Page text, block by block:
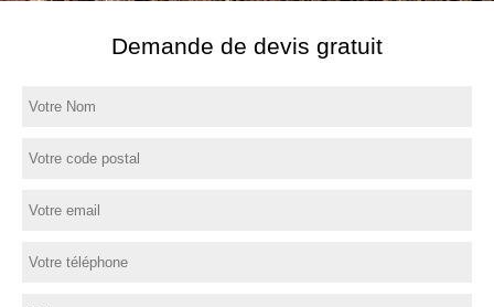
Demande de devis gratuit